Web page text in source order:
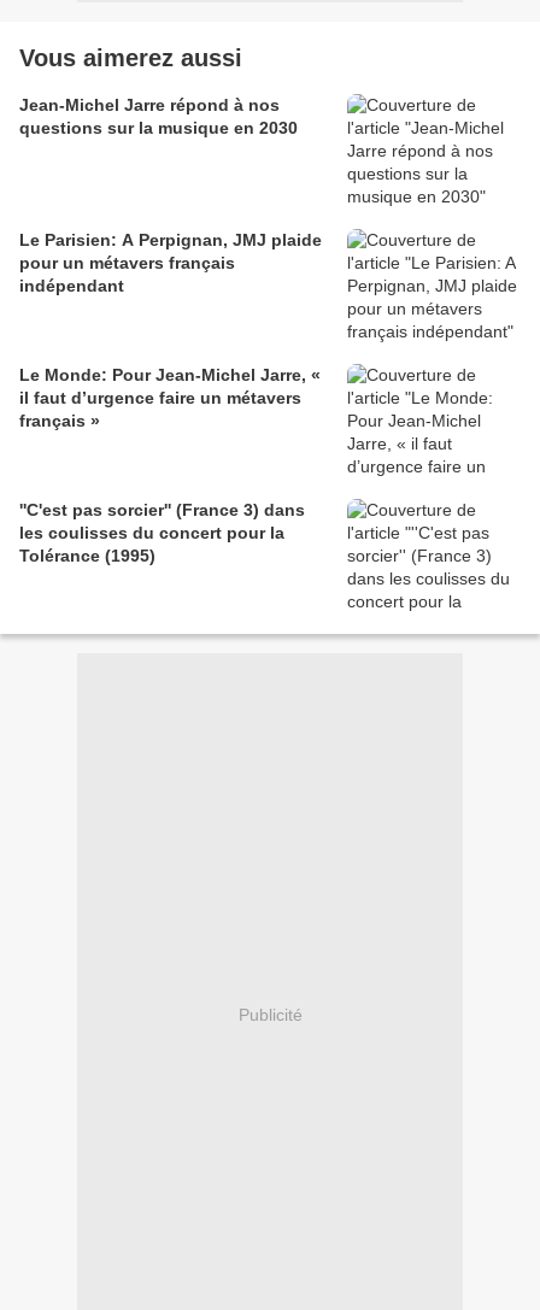
Vous aimerez aussi
Jean-Michel Jarre répond à nos
questions sur la musique en 2030
Le Parisien: A Perpignan, JMJ plaide
pour un métavers français
indépendant
Le Monde: Pour Jean-Michel Jarre, «
il faut d’urgence faire un métavers
français »
''C'est pas sorcier'' (France 3) dans
les coulisses du concert pour la
Tolérance (1995)
Publicité